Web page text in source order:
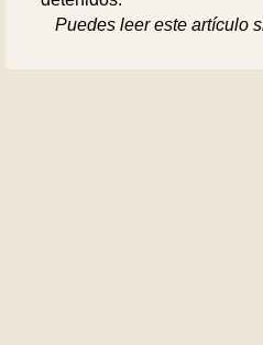
Puedes leer este artículo